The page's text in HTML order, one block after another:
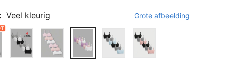
Veel kleurig Grote afbeelding